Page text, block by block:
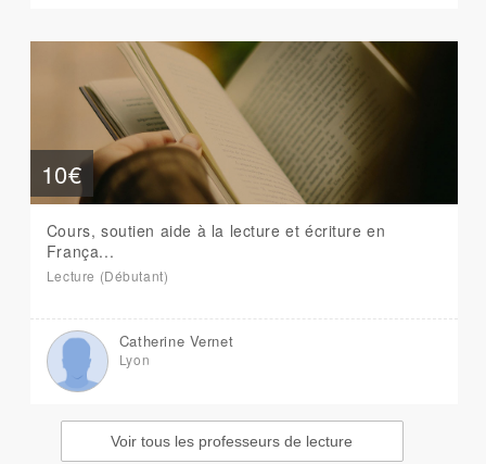
10€
Cours, soutien aide à la lecture et écriture en
França...
Lecture (Débutant)
Catherine Vernet
Lyon
Voir tous les professeurs de lecture